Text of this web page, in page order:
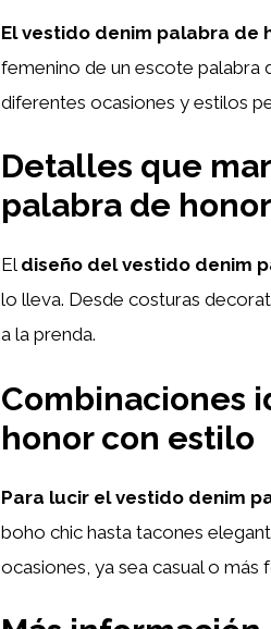
El vestido denim palabra de
femenino de un escote palabra
diferentes ocasiones y estilos
Detalles que
palabra de honor
El diseño del vestido denim
lo lleva. Desde costuras
a la prenda.
Combinaciones
honor con estilo
Para lucir el vestido denim
boho chic hasta tacones
ocasiones, ya sea casual o más